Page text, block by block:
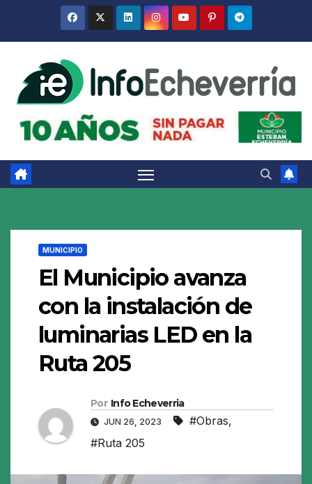
MUNICIPIO
El Municipio avanza
con la instalación de
luminarias LED en la
Ruta 205
Por Info Echeverria
JUN 26, 2023 #Obras,
#Ruta 205